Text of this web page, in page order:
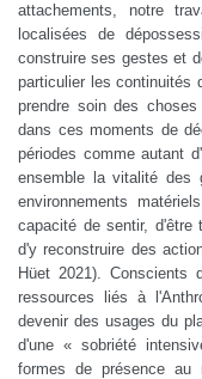
attachements, notre
localisées de
construire ses gestes et
particulier les continuités
prendre soin des
dans ces moments de
périodes comme autant
ensemble la vitalité
environnements
capacité de sentir, d'être
d'y reconstruire des
Hüet 2021). Conscients
ressources liés à
devenir des usages du
d'une « sobriété
formes de présence au